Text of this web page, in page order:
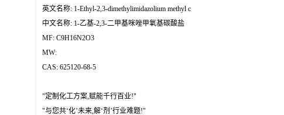
英文名称: 1-Ethyl-2,3-dimethylimidazolium methyl c
中文名称: 1-乙基-2,3-二甲基咪唑甲氧基碳酸盐
MF: C9H16N2O3
MW:
CAS: 625120-68-5
"定制化工方案,赋能千行百业!"
"与您共‘化’未来,解‘剂’行业难题!"